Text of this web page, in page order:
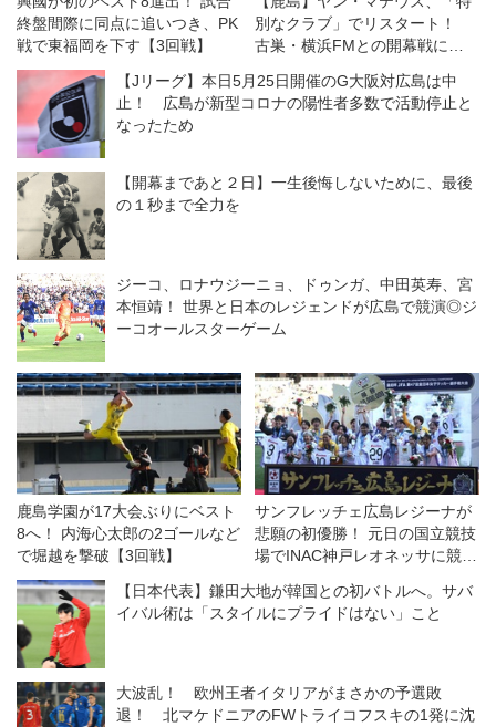
終盤間際に同点に追いつき、PK
戦で東福岡を下す【3回戦】
別なクラブ」でリスタート！
古巣・横浜FMとの開幕戦に向
が「勝利を求めたい！」
【Jリーグ】本日5月25日開催のG大阪対広島は中
止！ 広島が新型コロナの陽性者多数で活動停止と
なったため
【開幕まであと２日】一生後悔しないために、最後
の１秒まで全力を
ジーコ、ロナウジーニョ、ドゥンガ、中田英寿、宮
本恒靖！ 世界と日本のレジェンドが広島で競演◎ジ
ーコオールスターゲーム
鹿島学園が17大会ぶりにベスト
8へ！ 内海心太郎の2ゴールなど
で堀越を撃破【3回戦】
サンフレッチェ広島レジーナが
悲願の初優勝！ 元日の国立競技
場でINAC神戸レオネッサに競り
【日本代表】鎌田大地が韓国との初バトルへ。サバ
イバル術は「スタイルにプライドはない」こと
大波乱！ 欧州王者イタリアがまさかの予選敗
退！ 北マケドニアのFWトライコフスキの1発に沈